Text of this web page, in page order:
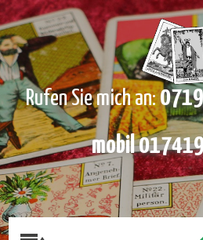
Rufen Sie mich an:
mobil